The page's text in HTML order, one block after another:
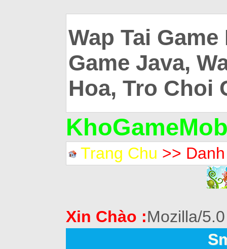
Wap Tai
Game Java,
Hoa, Tro Choi
Trang Chu >>
Xin Chào :Mozilla/5.0